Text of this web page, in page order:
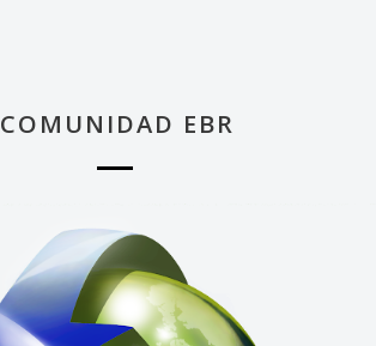
COMUNIDAD EBR